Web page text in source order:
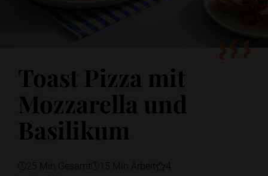
Toast Pizza mit
Mozzarella und
Basilikum
25 Min Gesamt 15 Min Arbeit 4